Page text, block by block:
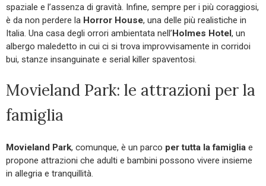
spaziale e l’assenza di gravità. Infine, sempre per i più coraggiosi,
è da non perdere la Horror House, una delle più realistiche in
Italia. Una casa degli orrori ambientata nell’Holmes Hotel, un
albergo maledetto in cui ci si trova improvvisamente in corridoi
bui, stanze insanguinate e serial killer spaventosi.
Movieland Park: le attrazioni per la
famiglia
Movieland Park, comunque, è un parco per tutta la famiglia e
propone attrazioni che adulti e bambini possono vivere insieme
in allegria e tranquillità.